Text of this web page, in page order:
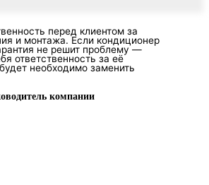
перед клиентом за
и монтажа. Если кондиционер
не решит проблему —
ответственность за её
необходимо заменить
компании